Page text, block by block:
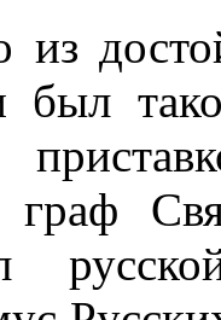
из
был
граф